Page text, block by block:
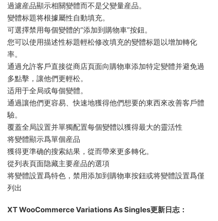
過濾産品顯示相關變體而不是父變量産品。
變體标題将根據屬性自動填充。
可選擇禁用每個變體的“添加到購物車”按鈕。
您可以使用描述性标題輕松修改填充的變體标題以增加轉化
率。
通過允許客戶直接從商店頁面向購物車添加特定變體并避免過
多點擊，讓他們更輕松。
适用于全局或每個變體。
通過讓他們更容易、快速地獲得他們想要的東西來改善客戶體
驗。
覆蓋全局設置并單獨配置每個變體以獲得最大的靈活性
将變體顯示爲單個産品
獲得更準确的搜索結果，從而帶來更多轉化。
從列表頁面隐藏主要産品的選項
将變體設置爲特色，禁用添加到購物車按鈕或将變體設置爲僅
列出
XT WooCommerce Variations As Singles更新日志：